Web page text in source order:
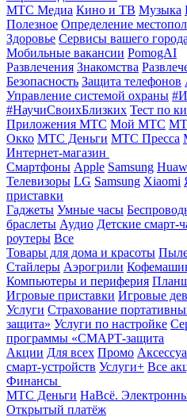
МТС Медиа Кино и ТВ Музыка
Полезное Определение
Здоровье Сервисы вашего города
Мобильные вакансии PomogAI
Развлечения Знакомства
Безопасность Защита телефонов
Управление системой охраны
#НаучиСвоихБлизких Тест по
Приложения МТС Мой МТС
Окко МТС Деньги МТС Пресса
Интернет-магазин
Смартфоны Apple Samsung
Телевизоры LG Samsung Xiaomi
приставки
Гаджеты Умные часы
браслеты Аудио Детские смарт-
роутеры Все
Товары для дома и красоты
Стайлеры Аэрогрили
Компьютеры и периферия
Игровые приставки Игровые
Услуги Страхование
защита» Услуги по настройке
программы «СМАРТ-защита
Акции Для всех Промо
смарт-устройств Услуги+ Все
Финансы
МТС Деньги НаВсё.
Открытый платёж